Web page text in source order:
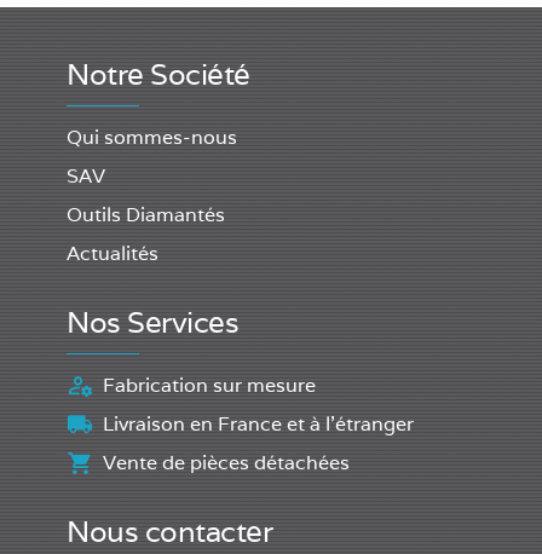
Notre Société
Qui sommes-nous
SAV
Outils Diamantés
Actualités
Nos Services
Fabrication sur mesure
Livraison en France et à l'étranger
Vente de pièces détachées
Nous contacter